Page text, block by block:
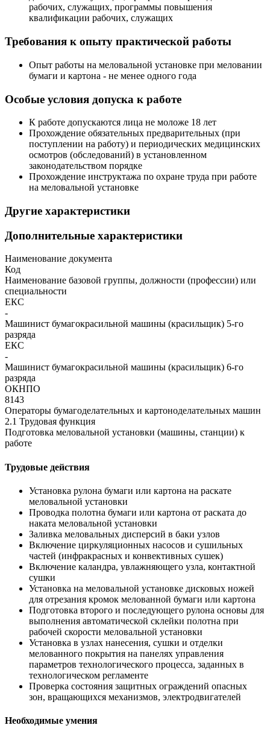
рабочих, служащих, программы повышения
квалификации рабочих, служащих
Требования к опыту практической работы
Опыт работы на меловальной установке при меловании
бумаги и картона - не менее одного года
Особые условия допуска к работе
К работе допускаются лица не моложе 18 лет
Прохождение обязательных предварительных (при
поступлении на работу) и периодических медицинских
осмотров (обследований) в установленном
законодательством порядке
Прохождение инструктажа по охране труда при работе
на меловальной установке
Другие характеристики
Дополнительные характеристики
Наименование документа
Код
Наименование базовой группы, должности (профессии) или
специальности
ЕКС
-
Машинист бумагокрасильной машины (красильщик) 5-го
разряда
ЕКС
-
Машинист бумагокрасильной машины (красильщик) 6-го
разряда
ОКНПО
8143
Операторы бумагоделательных и картоноделательных машин
2.1 Трудовая функция
Подготовка меловальной установки (машины, станции) к
работе
Трудовые действия
Установка рулона бумаги или картона на раскате
меловальной установки
Проводка полотна бумаги или картона от раската до
наката меловальной установки
Заливка меловальных дисперсий в баки узлов
Включение циркуляционных насосов и сушильных
частей (инфракрасных и конвективных сушек)
Включение каландра, увлажняющего узла, контактной
сушки
Установка на меловальной установке дисковых ножей
для отрезания кромок мелованной бумаги или картона
Подготовка второго и последующего рулона основы для
выполнения автоматической склейки полотна при
рабочей скорости меловальной установки
Установка в узлах нанесения, сушки и отделки
мелованного покрытия на панелях управления
параметров технологического процесса, заданных в
технологическом регламенте
Проверка состояния защитных ограждений опасных
зон, вращающихся механизмов, электродвигателей
Необходимые умения